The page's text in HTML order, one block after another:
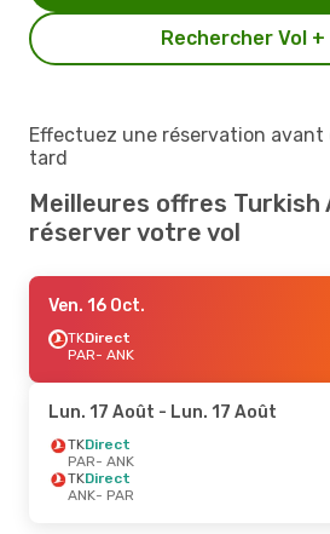
Rechercher Vol
Effectuez une réservation
tard
Meilleures offres Turkish
réserver votre vol
Ven. 16 Oct.
TKDirect
PAR- ANK
Lun. 17 Août - Lun. 17 Août
TKDirect
PAR- ANK
TKDirect
ANK- PAR